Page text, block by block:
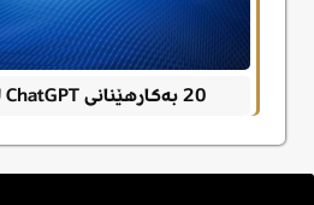
20 بەکارهێنانی ChatGPT لە کاری ڕۆژانەدا